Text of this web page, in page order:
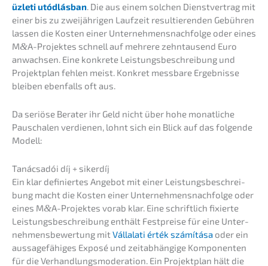
üzleti utódlás­ban. Die aus einem solchen Dienst­ver­trag mit
einer bis zu zweijäh­ri­gen Laufzeit resul­tie­ren­den Gebüh­ren
lassen die Kosten einer Unternehmens­nachfolge oder eines
M&A-Projektes schnell auf mehre­re zehntau­send Euro
anwach­sen. Eine konkre­te Leistungs­be­schrei­bung und
Projekt­plan fehlen meist. Konkret messba­re Ergeb­nis­se
bleiben ebenfalls oft aus.
Da seriö­se Berater ihr Geld nicht über hohe monat­li­che
Pauscha­len verdie­nen, lohnt sich ein Blick auf das folgen­de
Modell:
Tanác­sa­dói díj + sikerdíj
Ein klar definier­tes Angebot mit einer Leistungs­be­schrei­
bung macht die Kosten einer Unternehmens­nachfolge oder
eines M&A-Projektes vorab klar. Eine schrift­lich fixier­te
Leistungs­be­schrei­bung enthält Festprei­se für eine Unter­
neh­mens­be­wer­tung mitVállala­ti érték számí­tá­sa oder ein
aussa­ge­fä­hi­ges Exposé und zeitab­hän­gi­ge Kompo­nen­ten
für die Verhand­lungs­mo­de­ra­ti­on. Ein Projekt­plan hält die